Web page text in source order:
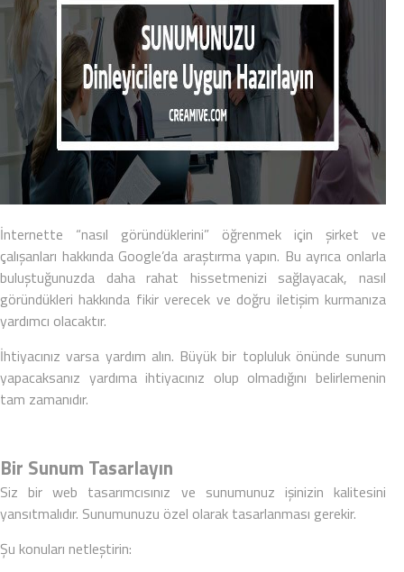
İnternette “nasıl göründüklerini” öğrenmek için şirket ve
çalışanları hakkında Google’da araştırma yapın. Bu ayrıca onlarla
buluştuğunuzda daha rahat hissetmenizi sağlayacak, nasıl
göründükleri hakkında fikir verecek ve doğru iletişim kurmanıza
yardımcı olacaktır.
İhtiyacınız varsa yardım alın. Büyük bir topluluk önünde sunum
yapacaksanız yardıma ihtiyacınız olup olmadığını belirlemenin
tam zamanıdır.
Bir Sunum Tasarlayın
Siz bir web tasarımcısınız ve sunumunuz işinizin kalitesini
yansıtmalıdır. Sunumunuzu özel olarak tasarlanması gerekir.
Şu konuları netleştirin: